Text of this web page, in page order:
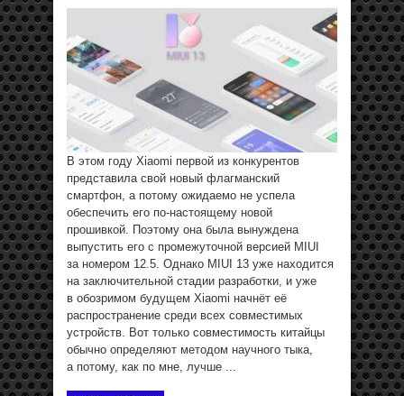
В этом году Xiaomi первой из конкурентов
представила свой новый флагманский
смартфон, а потому ожидаемо не успела
обеспечить его по-настоящему новой
прошивкой. Поэтому она была вынуждена
выпустить его с промежуточной версией MIUI
за номером 12.5. Однако MIUI 13 уже находится
на заключительной стадии разработки, и уже
в обозримом будущем Xiaomi начнёт её
распространение среди всех совместимых
устройств. Вот только совместимость китайцы
обычно определяют методом научного тыка,
а потому, как по мне, лучше ...